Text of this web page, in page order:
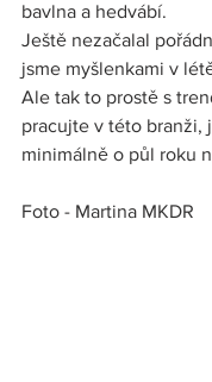
bavlna a hedvábí.
Ještě nezačalal
jsme myšlenkami v
Ale tak to prostě s
pracujte v této branži,
minimálně o půl roku
Foto - Martina MKDR